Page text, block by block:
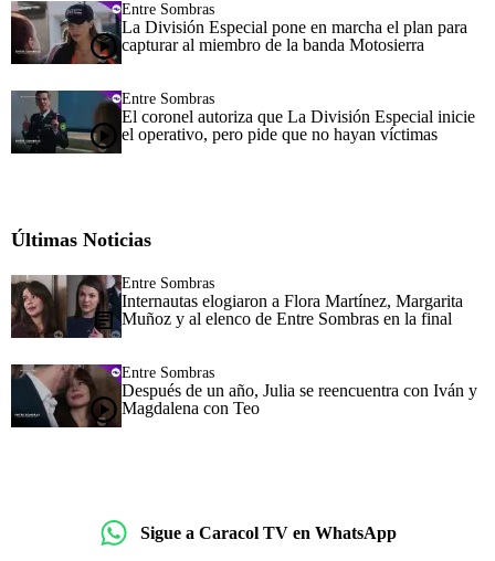
Entre Sombras
La División Especial pone en marcha el plan para
capturar al miembro de la banda Motosierra
Entre Sombras
El coronel autoriza que La División Especial inicie
el operativo, pero pide que no hayan víctimas
Últimas Noticias
Entre Sombras
Internautas elogiaron a Flora Martínez, Margarita
Muñoz y al elenco de Entre Sombras en la final
Entre Sombras
Después de un año, Julia se reencuentra con Iván y
Magdalena con Teo
Sigue a Caracol TV en WhatsApp